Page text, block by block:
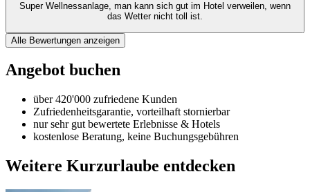
Super Wellnessanlage, man kann sich gut im Hotel verweilen, wenn
das Wetter nicht toll ist.
Alle Bewertungen anzeigen
Angebot buchen
über 420'000 zufriedene Kunden
Zufriedenheitsgarantie, vorteilhaft stornierbar
nur sehr gut bewertete Erlebnisse & Hotels
kostenlose Beratung, keine Buchungsgebühren
Weitere Kurzurlaube entdecken